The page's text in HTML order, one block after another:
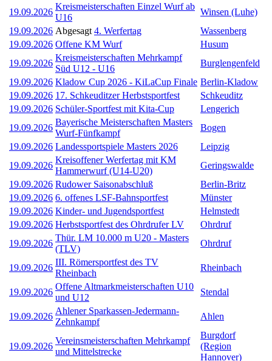
19.09.2026
Kreismeisterschaften Einzel Wurf ab
U16
Winsen (Luhe)
19.09.2026 Abgesagt 4. Werfertag
Wassenberg
19.09.2026 Offene KM Wurf
Husum
19.09.2026
Kreismeisterschaften Mehrkampf
Süd U12 - U16
Burglengenfeld
19.09.2026 Kladow Cup 2026 - KiLaCup Finale Berlin-Kladow
19.09.2026 17. Schkeuditzer Herbstsportfest
Schkeuditz
19.09.2026 Schüler-Sportfest mit Kita-Cup
Lengerich
19.09.2026
Bayerische Meisterschaften Masters
Wurf-Fünfkampf
Bogen
19.09.2026 Landessportspiele Masters 2026
Leipzig
19.09.2026
Kreisoffener Werfertag mit KM
Hammerwurf (U14-U20)
Geringswalde
19.09.2026 Rudower Saisonabschluß
Berlin-Britz
19.09.2026 6. offenes LSF-Bahnsportfest
Münster
19.09.2026 Kinder- und Jugendsportfest
Helmstedt
19.09.2026 Herbstsportfest des Ohrdrufer LV
Ohrdruf
19.09.2026
Thür. LM 10.000 m U20 - Masters
(TLV)
Ohrdruf
19.09.2026
III. Römersportfest des TV
Rheinbach
Rheinbach
19.09.2026
Offene Altmarkmeisterschaften U10
und U12
Stendal
19.09.2026
Ahlener Sparkassen-Jedermann-
Zehnkampf
Ahlen
19.09.2026
Vereinsmeisterschaften Mehrkampf
und Mittelstrecke
Burgdorf
(Region
Hannover)